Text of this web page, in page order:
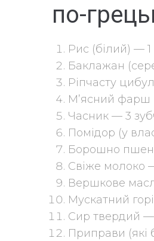
по-
Рис (білий) — 1
Баклажан
Ріпчасту
М’ясний фарш
Часник — 3
Помідор (у
Борошно
Свіже молоко
Вершкове
Мускатний
Сир твердий —
Приправи (які